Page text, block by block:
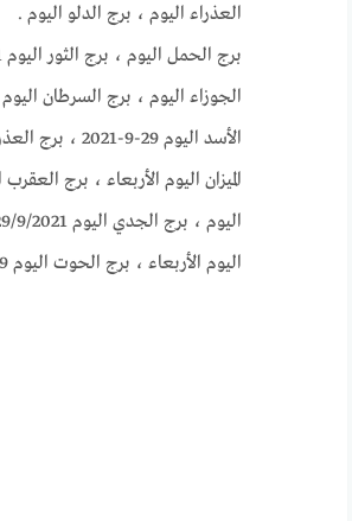
العذراء اليوم ، برج الدلو اليوم .
الأسد اليوم 29-
الميزان اليوم الأربعاء ، برج
اليوم الأربعاء ، برج الحوت اليوم 29 سبتمبر 2021 الأربعاء